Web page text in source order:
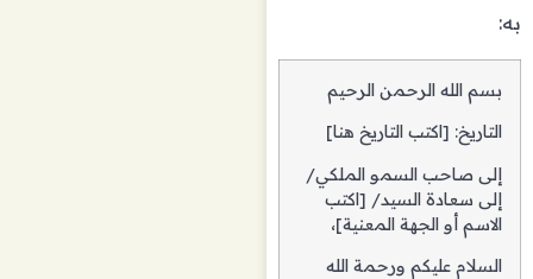
به:
بسم الله الرحمن الرحيم
التاريخ: [اكتب التاريخ هنا]
إلى صاحب السمو الملكي/
إلى سعادة السيد/ [اكتب
الاسم أو الجهة المعنية]،
السلام عليكم ورحمة الله